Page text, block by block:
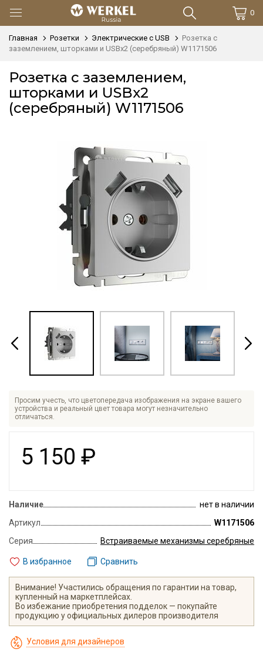
0
Главная Розетки Электрические с USB
Розетка с
заземлением, шторками и USBх2 (серебряный) W1171506
Розетка с заземлением,
шторками и USBх2
(серебряный) W1171506
Просим учесть, что цветопередача изображения на экране вашего
устройства и реальный цвет товара могут незначительно
отличаться.
5 150 ₽
Наличие
нет в наличии
Артикул
W1171506
Серия
Встраиваемые механизмы серебряные
В избранное Сравнить
Внимание! Участились обращения по гарантии на товар,
купленный на маркетплейсах.
Во избежание приобретения подделок — покупайте
продукцию у официальных дилеров производителя
Условия для дизайнеров